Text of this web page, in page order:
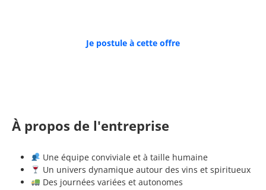
Je postule à cette offre
À propos de l'entreprise
Une équipe conviviale et à taille humaine
Un univers dynamique autour des vins et spiritueux
Des journées variées et autonomes